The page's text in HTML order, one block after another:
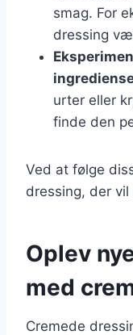
smag. For
dressing
urter eller
finde den
Ved at følge
dressing, der
Oplev
med
Cremede